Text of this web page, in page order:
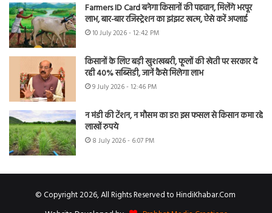
Farmers ID Card बनेगा किसानों की पहचान, मिलेंगे भरपूर
लाभ, बार-बार रजिस्ट्रेशन का झंझट खत्म, ऐसे करें अप्लाई
10 July 2026 - 12:42 PM
किसानों के लिए बड़ी खुशखबरी, फूलों की खेती पर सरकार दे
रही 40% सब्सिडी, जानें कैसे मिलेगा लाभ
9 July 2026 - 12:46 PM
न मंडी की टेंशन, न मौसम का डर! इस फसल से किसान कमा रहे
लाखों रुपये
8 July 2026 - 6:07 PM
© Copyright 2026, All Rights Reserved to HindiKhabar.Com